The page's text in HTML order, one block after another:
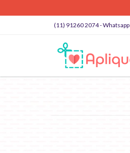
(11) 91260 2074 - Whatsapp